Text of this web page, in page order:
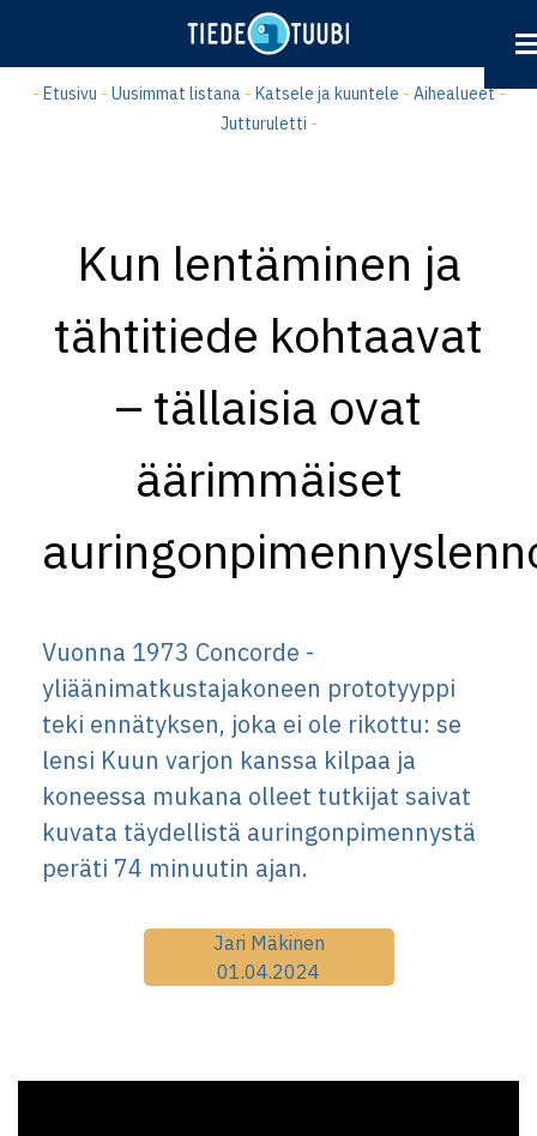
- Etusivu - Uusimmat listana- Katsele ja kuuntele - Aihealueet-
Jutturuletti -
Kun lentäminen ja
tähtitiede kohtaavat
– tällaisia ovat
äärimmäiset
Vuonna 1973 Concorde -
yliäänimatkustajakoneen prototyyppi
teki ennätyksen, joka ei ole rikottu: se
lensi Kuun varjon kanssa kilpaa ja
koneessa mukana olleet tutkijat saivat
kuvata täydellistä auringonpimennystä
peräti 74 minuutin ajan.
Jari Mäkinen
01.04.2024